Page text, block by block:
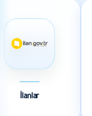
Kurumu